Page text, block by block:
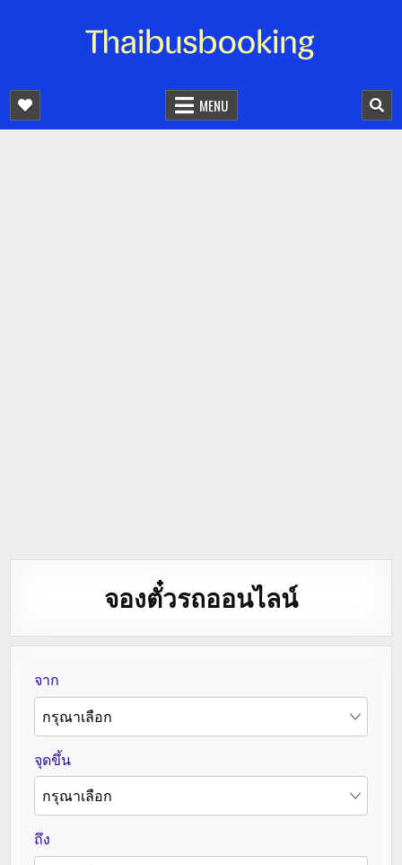
จองตั๋วรถออนไลน์ 24 ชั่วโมง
MENU
จองตั๋วรถออนไลน์